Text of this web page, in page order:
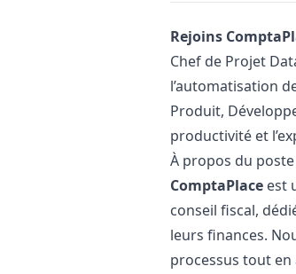
Description
Rejoins
Chef de Projet
l’automatisation
Produit,
productivité et
À propos du poste
ComptaPlace est
conseil fiscal,
leurs finances.
processus tout en